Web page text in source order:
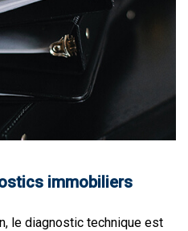
immobiliers
le diagnostic technique est